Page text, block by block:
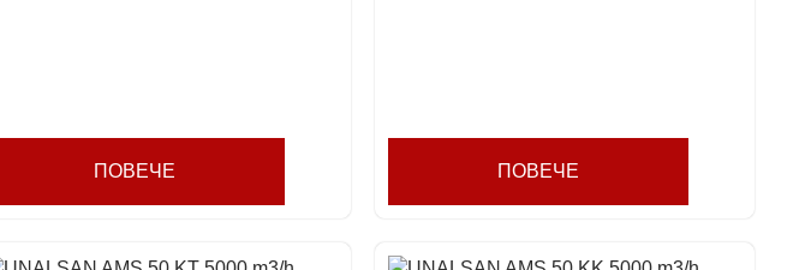
ПОВЕЧЕ ПОВЕЧЕ